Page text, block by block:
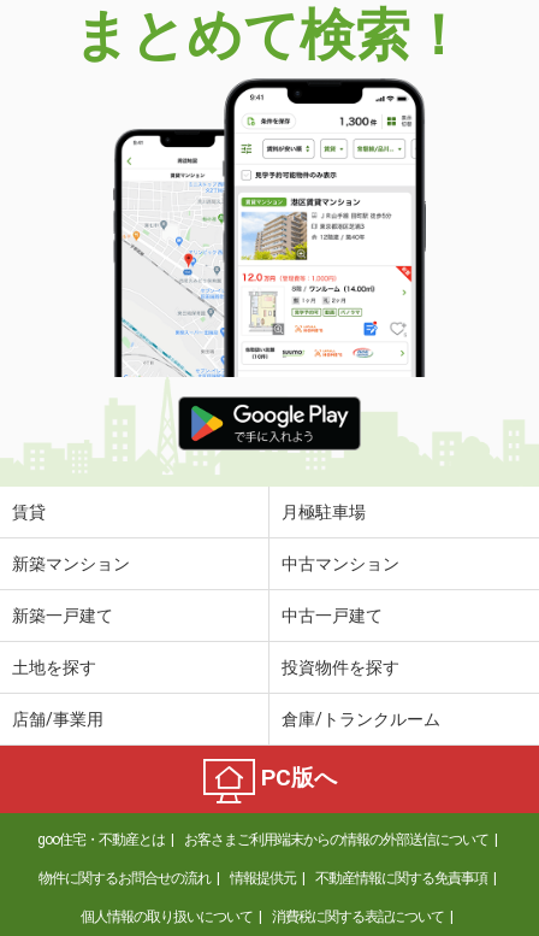
まとめて検索！
賃貸 月極駐車場
新築マンション 中古マンション
新築一戸建て 中古一戸建て
土地を探す 投資物件を探す
店舗/事業用 倉庫/トランクルーム
PC版へ
goo住宅・不動産とは お客さまご利用端末からの情報の外部送信について
物件に関するお問合せの流れ 情報提供元 不動産情報に関する免責事項
個人情報の取り扱いについて 消費税に関する表記について